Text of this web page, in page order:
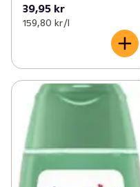
39,95 kr
159,80 kr /l